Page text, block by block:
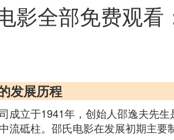
影全部免费观
发展历程
成立于1941年，创始人邵逸夫先
流砥柱。邵氏电影在发展初期主要